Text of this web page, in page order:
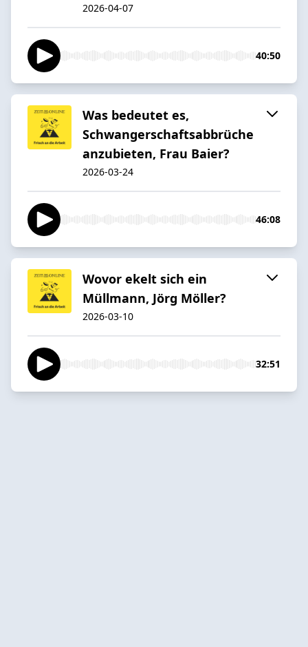
2026-04-07
40:50
Was bedeutet es,
Schwangerschaftsabbrüche
anzubieten, Frau Baier?
2026-03-24
46:08
Wovor ekelt sich ein
Müllmann, Jörg Möller?
2026-03-10
32:51